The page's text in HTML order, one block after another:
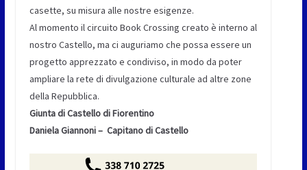
casette, su misura alle nostre esigenze.
Al momento il circuito Book Crossing creato è interno al
nostro Castello, ma ci auguriamo che possa essere un
progetto apprezzato e condiviso, in modo da poter
ampliare la rete di divulgazione culturale ad altre zone
della Repubblica.
Giunta di Castello di Fiorentino
Daniela Giannoni – Capitano di Castello